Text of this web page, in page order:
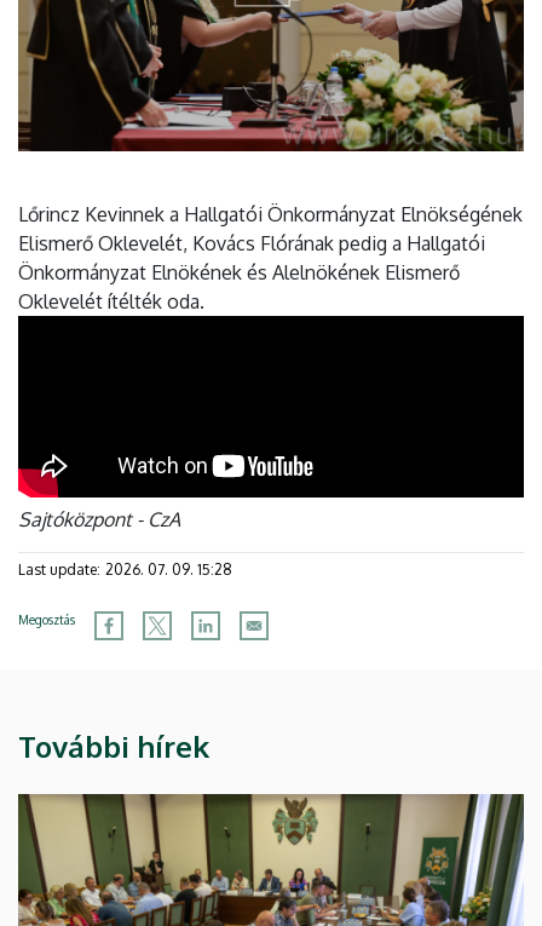
Lőrincz Kevinnek a Hallgatói Önkormányzat Elnökségének
Elismerő Oklevelét, Kovács Flórának pedig a Hallgatói
Önkormányzat Elnökének és Alelnökének Elismerő
Oklevelét ítélték oda.
Sajtóközpont - CzA
Last update: 2026. 07. 09. 15:28
Megosztás
További hírek